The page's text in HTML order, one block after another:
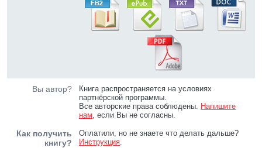
Вы автор?
Книга распространяется на условиях
партнёрской программы.
Все авторские права соблюдены. Напишите
нам, если Вы не согласны.
Как получить
книгу?
Оплатили, но не знаете что делать дальше?
Инструкция.